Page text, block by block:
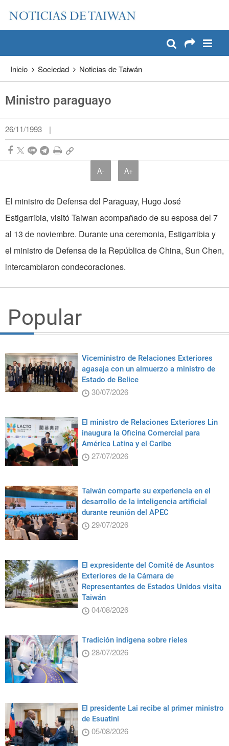
Pase a contenido principal
Inicio Sociedad Noticias de Taiwán
Ministro paraguayo
26/11/1993 |
A- A+
El ministro de Defensa del Paraguay, Hugo José
Estigarribia, visitó Taiwan acompañado de su esposa del 7
al 13 de noviembre. Durante una ceremonia, Estigarribia y
el ministro de Defensa de la República de China, Sun Chen,
intercam­biaron condecoraciones.
Popular
Viceministro de Relaciones Exteriores
agasaja con un almuerzo a ministro de
Estado de Belice
30/07/2026
El ministro de Relaciones Exteriores Lin
inaugura la Oficina Comercial para
América Latina y el Caribe
27/07/2026
Taiwán comparte su experiencia en el
desarrollo de la inteligencia artificial
durante reunión del APEC
29/07/2026
El expresidente del Comité de Asuntos
Exteriores de la Cámara de
Representantes de Estados Unidos visita
Taiwán
04/08/2026
Tradición indígena sobre rieles
28/07/2026
El presidente Lai recibe al primer ministro
de Esuatini
05/08/2026